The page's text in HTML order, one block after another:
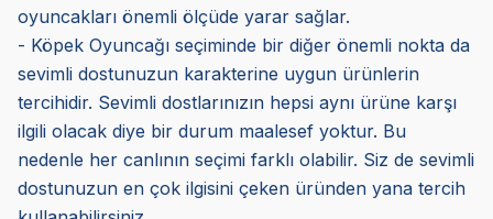
oyuncakları önemli ölçüde yarar sağlar.
- Köpek Oyuncağı seçiminde bir diğer önemli nokta da
sevimli dostunuzun karakterine uygun ürünlerin
tercihidir. Sevimli dostlarınızın hepsi aynı ürüne karşı
ilgili olacak diye bir durum maalesef yoktur. Bu
nedenle her canlının seçimi farklı olabilir. Siz de sevimli
dostunuzun en çok ilgisini çeken üründen yana tercih